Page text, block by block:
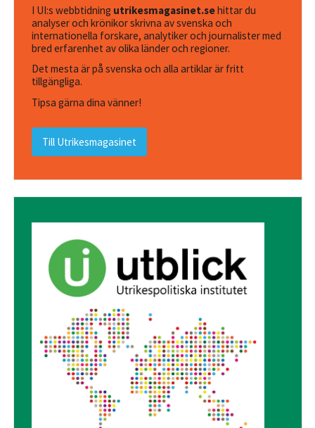
I UI:s webbtidning utrikesmagasinet.sehittar du
analyser och krönikor skrivna av svenska och
internationella forskare, analytiker och journalister med
bred erfarenhet av olika länder och regioner.
Det mesta är på svenska och alla artiklar är fritt
tillgängliga.
Tipsa gärna dina vänner!
Till Utrikesmagasinet